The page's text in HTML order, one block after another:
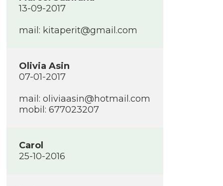
13-09-2017
mail: kitaperit@gmail.com
Olivia Asin
07-01-2017
mail: oliviaasin@hotmail.com
mobil: 677023207
Carol
25-10-2016